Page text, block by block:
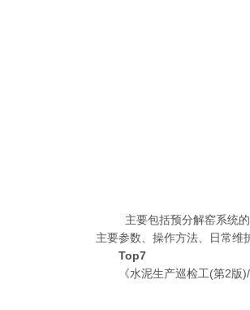
主要包括预分解窑系统的基
主要参数、操作方法、日常维
Top7
《水泥生产巡检工(第2